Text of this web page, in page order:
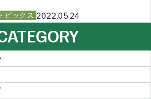
トピックス 2022.05.24